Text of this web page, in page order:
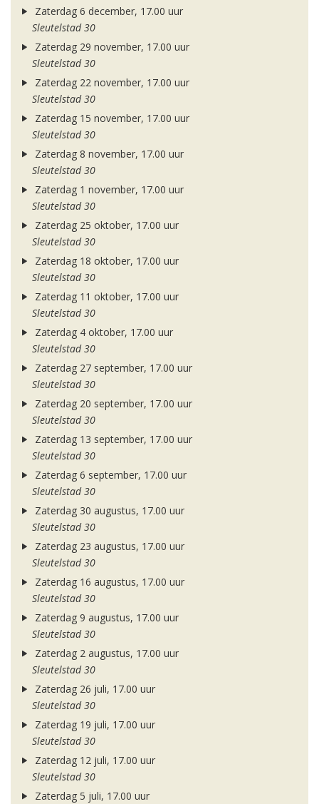
Zaterdag 6 december, 17.00 uur
Sleutelstad 30
Zaterdag 29 november, 17.00 uur
Sleutelstad 30
Zaterdag 22 november, 17.00 uur
Sleutelstad 30
Zaterdag 15 november, 17.00 uur
Sleutelstad 30
Zaterdag 8 november, 17.00 uur
Sleutelstad 30
Zaterdag 1 november, 17.00 uur
Sleutelstad 30
Zaterdag 25 oktober, 17.00 uur
Sleutelstad 30
Zaterdag 18 oktober, 17.00 uur
Sleutelstad 30
Zaterdag 11 oktober, 17.00 uur
Sleutelstad 30
Zaterdag 4 oktober, 17.00 uur
Sleutelstad 30
Zaterdag 27 september, 17.00 uur
Sleutelstad 30
Zaterdag 20 september, 17.00 uur
Sleutelstad 30
Zaterdag 13 september, 17.00 uur
Sleutelstad 30
Zaterdag 6 september, 17.00 uur
Sleutelstad 30
Zaterdag 30 augustus, 17.00 uur
Sleutelstad 30
Zaterdag 23 augustus, 17.00 uur
Sleutelstad 30
Zaterdag 16 augustus, 17.00 uur
Sleutelstad 30
Zaterdag 9 augustus, 17.00 uur
Sleutelstad 30
Zaterdag 2 augustus, 17.00 uur
Sleutelstad 30
Zaterdag 26 juli, 17.00 uur
Sleutelstad 30
Zaterdag 19 juli, 17.00 uur
Sleutelstad 30
Zaterdag 12 juli, 17.00 uur
Sleutelstad 30
Zaterdag 5 juli, 17.00 uur